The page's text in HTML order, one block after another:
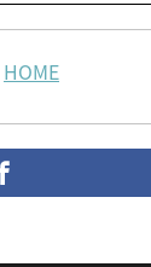
HOME